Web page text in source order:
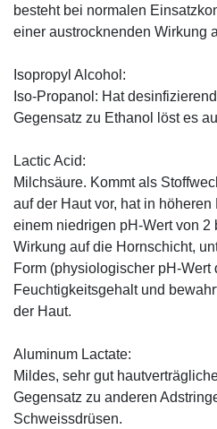
besteht bei normalen
einer austrocknenden Wirkung
Isopropyl Alcohol:
Iso-Propanol: Hat
Gegensatz zu Ethanol löst es
Lactic Acid:
Milchsäure. Kommt als
auf der Haut vor, hat in
einem niedrigen pH-Wert von 2
Wirkung auf die Hornschicht,
Form (physiologischer pH-Wert
Feuchtigkeitsgehalt und
der Haut.
Aluminum Lactate:
Mildes, sehr gut
Gegensatz zu anderen
Schweissdrüsen.